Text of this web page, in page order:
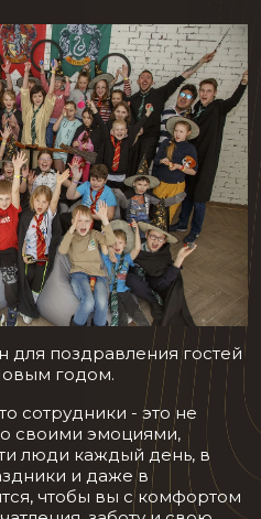
поздравления гостей
годом.
сотрудники - это не
своими эмоциями,
люди каждый день, в
и даже в
чтобы вы с комфортом